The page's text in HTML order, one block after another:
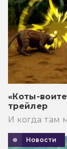
«Коты-
трейлер
И когда там
Новости